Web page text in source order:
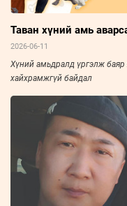
Таван хүний амь
2026-06-11
Хүний амьдралд үргэлж баяр
хайхрамжгүй байдал